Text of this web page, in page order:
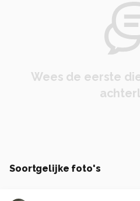
Wees de eerste
Soortgelijke foto's